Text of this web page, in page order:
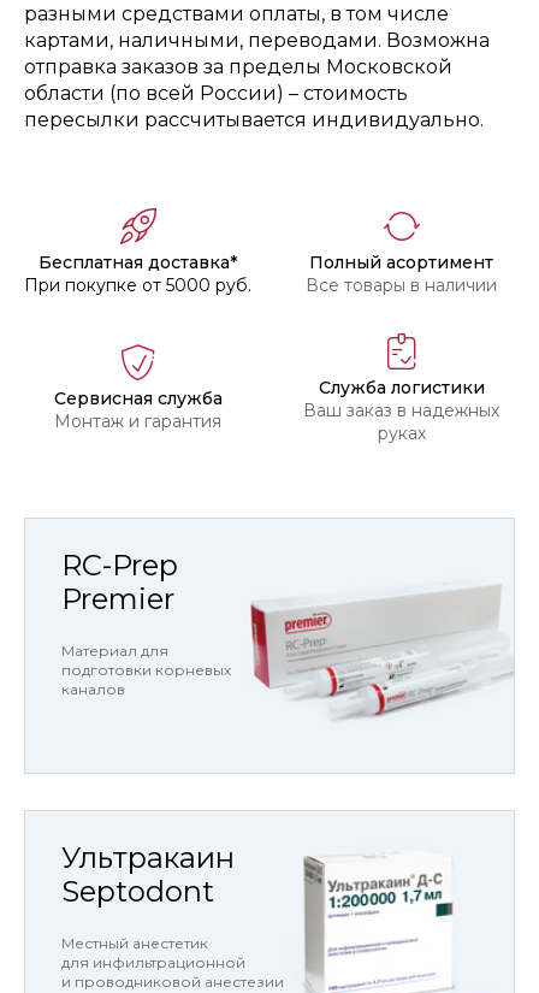
разными средствами оплаты, в том числе
картами, наличными, переводами. Возможна
отправка заказов за пределы Московской
области (по всей России) – стоимость
пересылки рассчитывается индивидуально.
Бесплатная доставка*
При покупке от 5000 руб.
Полный асортимент
Все товары в наличии
Сервисная служба
Монтаж и гарантия
Служба логистики
Ваш заказ в надежных
руках
RC-Prep
Premier
Материал для
подготовки корневых
каналов
Ультракаин
Septodont
Местный анестетик
для инфильтрационной
и проводниковой анестезии